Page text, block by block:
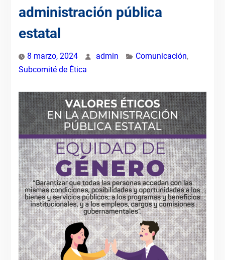
administración pública
estatal
8 marzo, 2024 admin Comunicación,
Subcomité de Ética